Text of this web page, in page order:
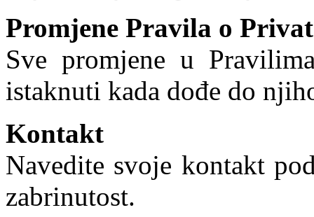
Promjene Pravila o
Sve promjene u
istaknuti kada dođe do
Kontakt
Navedite svoje kontakt
zabrinutost.